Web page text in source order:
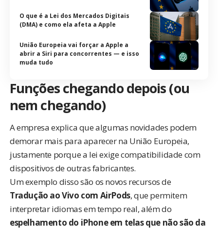
O que é a Lei dos Mercados Digitais
(DMA) e como ela afeta a Apple
União Europeia vai forçar a Apple a
abrir a Siri para concorrentes — e isso
muda tudo
Funções chegando depois (ou
nem chegando)
A empresa explica que algumas novidades podem
demorar mais para aparecer na União Europeia,
justamente porque a lei exige compatibilidade com
dispositivos de outras fabricantes.
Um exemplo disso são os novos recursos de
Tradução ao Vivo com AirPods, que permitem
interpretar idiomas em tempo real, além do
espelhamento do iPhone em telas que não são da